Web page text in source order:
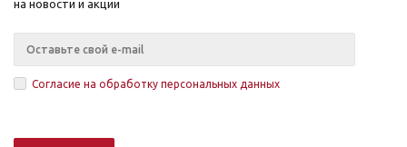
на новости и акции
Согласие на обработку персональных данных